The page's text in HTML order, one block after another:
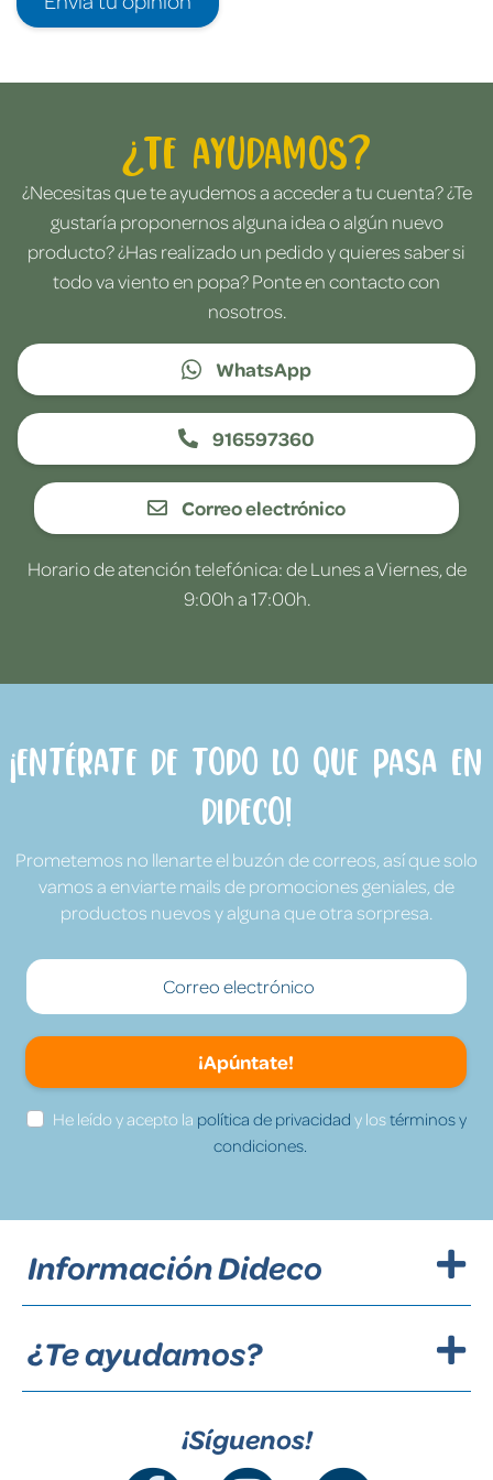
¿Te ayudamos?
¿Necesitas que te ayudemos a acceder a tu cuenta? ¿Te
gustaría proponernos alguna idea o algún nuevo
producto? ¿Has realizado un pedido y quieres saber si
todo va viento en popa? Ponte en contacto con
nosotros.
WhatsApp
916597360
Correo electrónico
Horario de atención telefónica: de Lunes a Viernes, de
9:00h a 17:00h.
¡Entérate de todo lo que pasa en
Dideco!
Prometemos no llenarte el buzón de correos, así que solo
vamos a enviarte mails de promociones geniales, de
productos nuevos y alguna que otra sorpresa.
¡Apúntate!
He leído y acepto la política de privacidad y lostérminos y
condiciones.
Información Dideco
¿Te ayudamos?
¡Síguenos!